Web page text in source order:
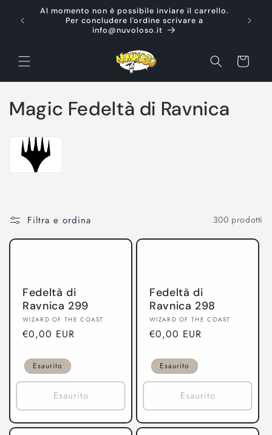
direttamente
ai contenuti
Al momento non è possibile inviare il carrello.
Per concludere l'ordine scrivare a
info@nuvoloso.it
Carrello
C
z
Magic Fedeltà di Ravnica
Filtra e ordina 300 prodotti
Fedeltà di
Ravnica 299
Produttore:
WIZARD OF THE COAST
Prezzo
listino
€0,00 EUR
Esaurito
Esaurito
Fedeltà di
Ravnica 298
Produttore:
WIZARD OF THE COAST
Prezzo
listino
€0,00 EUR
Esaurito
Esaurito